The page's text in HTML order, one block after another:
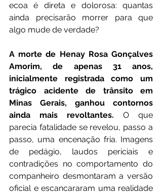
ecoa é direta e dolorosa: quantas
ainda precisarão morrer para que
algo mude de verdade?
A morte de Henay Rosa Gonçalves
Amorim, de apenas 31 anos,
inicialmente registrada como um
trágico acidente de trânsito em
Minas Gerais, ganhou contornos
ainda mais revoltantes. O que
parecia fatalidade se revelou, passo a
passo, uma encenação fria. Imagens
de pedágio, laudos periciais e
contradições no comportamento do
companheiro desmontaram a versão
oficial e escancararam uma realidade